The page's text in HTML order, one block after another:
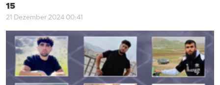
15
21 Dezember 2024 00:41